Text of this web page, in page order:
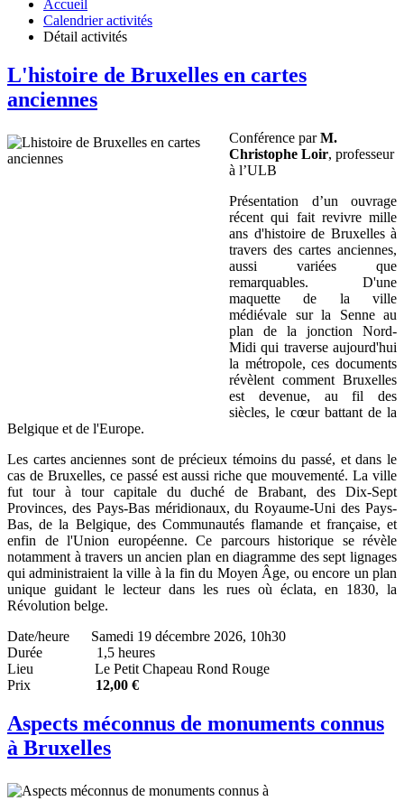
Accueil
Calendrier activités
Détail activités
L'histoire de Bruxelles en cartes
anciennes
Conférence parM.
Christophe Loir, professeur
à l’ULB
Présentation d’un ouvrage
récent qui fait revivre mille
ans d'histoire de Bruxelles à
travers des cartes anciennes,
aussi variées que
remarquables. D'une
maquette de la ville
médiévale sur la Senne au
plan de la jonction Nord-
Midi qui traverse aujourd'hui
la métropole, ces documents
révèlent comment Bruxelles
est devenue, au fil des
siècles, le cœur battant de la
Belgique et de l'Europe.
Les cartes anciennes sont de précieux témoins du passé, et dans le
cas de Bruxelles, ce passé est aussi riche que mouvementé. La ville
fut tour à tour capitale du duché de Brabant, des Dix-Sept
Provinces, des Pays-Bas méridionaux, du Royaume-Uni des Pays-
Bas, de la Belgique, des Communautés flamande et française, et
enfin de l'Union européenne. Ce parcours historique se révèle
notamment à travers un ancien plan en diagramme des sept lignages
qui administraient la ville à la fin du Moyen Âge, ou encore un plan
unique guidant le lecteur dans les rues où éclata, en 1830, la
Révolution belge.
Date/heure Samedi 19 décembre 2026, 10h30
Durée 1,5 heures
Lieu Le Petit Chapeau Rond Rouge
Prix 12,00 €
Aspects méconnus de monuments connus
à Bruxelles